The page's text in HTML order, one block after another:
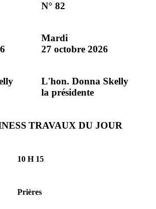
N° 82
Mardi
27 octobre 2026
L'hon. Donna Skelly
la présidente
TRAVAUX DU JOUR
10 H 15
Prières